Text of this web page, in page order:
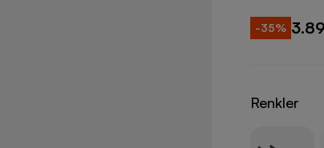
-35%
Renkler